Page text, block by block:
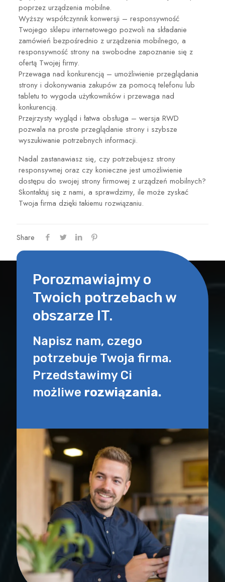
poprzez urządzenia mobilne.
Wyższy współczynnik konwersji – responsywność
Twojego sklepu internetowego pozwoli na składanie
zamówień bezpośrednio z urządzenia mobilnego, a
responsywność strony na swobodne zapoznanie się z
ofertą Twojej firmy.
Przewaga nad konkurencją – umożliwienie przeglądania
strony i dokonywania zakupów za pomocą telefonu lub
tabletu to wygoda użytkowników i przewaga nad
konkurencją.
Przejrzysty wygląd i łatwa obsługa – wersja RWD
pozwala na proste przeglądanie strony i szybsze
wyszukiwanie potrzebnych informacji.
Nadal zastanawiasz się, czy potrzebujesz strony
responsywnej oraz czy konieczne jest umożliwienie
dostępu do swojej strony firmowej z urządzeń mobilnych?
Skontaktuj się z nami, a sprawdzimy, ile może zyskać
Twoja firma dzięki takiemu rozwiązaniu.
Share
Porozmawiajmy o
Twoich potrzebach w
obszarze IT.
Napisz nam, czego
potrzebuje Twoja firma.
Przedstawimy Ci
możliwe rozwiązania.